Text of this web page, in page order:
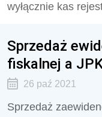
wyłącznie kas
Sprzedaż
fiskalnej a
26 paź 2021
Sprzedaż